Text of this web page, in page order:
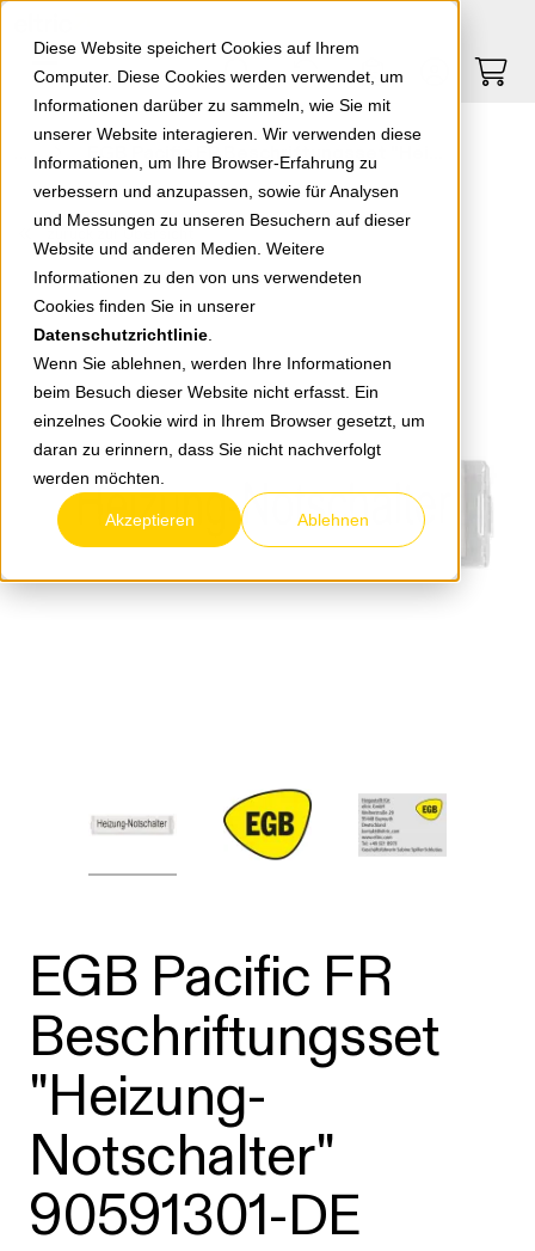
Diese Website speichert Cookies auf Ihrem
Computer. Diese Cookies werden verwendet, um
Informationen darüber zu sammeln, wie Sie mit
unserer Website interagieren. Wir verwenden diese
Informationen, um Ihre Browser-Erfahrung zu
verbessern und anzupassen, sowie für Analysen
und Messungen zu unseren Besuchern auf dieser
Website und anderen Medien. Weitere
Informationen zu den von uns verwendeten
Cookies finden Sie in unserer
Datenschutzrichtlinie
Wenn Sie ablehnen, werden Ihre Informationen
beim Besuch dieser Website nicht erfasst. Ein
einzelnes Cookie wird in Ihrem Browser gesetzt, um
daran zu erinnern, dass Sie nicht nachverfolgt
werden möchten.
Akzeptieren Ablehnen
Springe zu Hauptinhalt Springe zum Footer
0
zurück zur Übersicht
EGB Pacific FR
Beschriftungsset
"Heizung-
Notschalter"
90591301-DE